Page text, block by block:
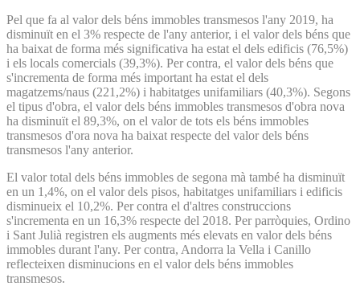
Pel que fa al valor dels béns immobles transmesos l'any 2019, ha
disminuït en el 3% respecte de l'any anterior, i el valor dels béns que
ha baixat de forma més significativa ha estat el dels edificis (76,5%)
i els locals comercials (39,3%). Per contra, el valor dels béns que
s'incrementa de forma més important ha estat el dels
magatzems/naus (221,2%) i habitatges unifamiliars (40,3%). Segons
el tipus d'obra, el valor dels béns immobles transmesos d'obra nova
ha disminuït el 89,3%, on el valor de tots els béns immobles
transmesos d'ora nova ha baixat respecte del valor dels béns
transmesos l'any anterior.
El valor total dels béns immobles de segona mà també ha disminuït
en un 1,4%, on el valor dels pisos, habitatges unifamiliars i edificis
disminueix el 10,2%. Per contra el d'altres construccions
s'incrementa en un 16,3% respecte del 2018. Per parròquies, Ordino
i Sant Julià registren els augments més elevats en valor dels béns
immobles durant l'any. Per contra, Andorra la Vella i Canillo
reflecteixen disminucions en el valor dels béns immobles
transmesos.